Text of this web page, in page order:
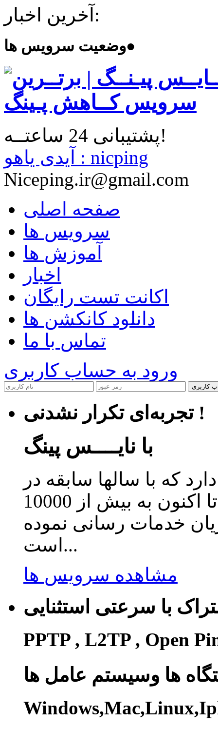
آخرین اخبار:
وضعیت سرویس ها●
پشتیبانی 24 ساعتــه!
آیدی یاهو : nicping
Niceping.ir@gmail.com
صفحه اصلی
سرویس ها
آموزش ها
اخبار
اکانت تست رایگان
دانلود کانکشن ها
تماس با ما
ورود به حساب کاربری
کاربری
تجربه‌ای تکرار نشدنی !
با نایــــس پینگ
که با سالها سابقه در
زمینه ارائه سرویس کاهش پینگ تا اکنون به بیش از 10000
خدمات رسانی نموده
است...
مشاهده سرویس ها
با سرعتی استثنایی
PPTP , L2TP , Open
ها وسیستم عامل ها